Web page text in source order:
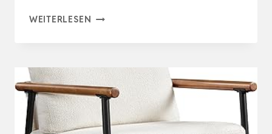
WEITERLESEN COLAMY
MODERN
SESSEL
WOHNZIMMER,
GEPOLSTERTER